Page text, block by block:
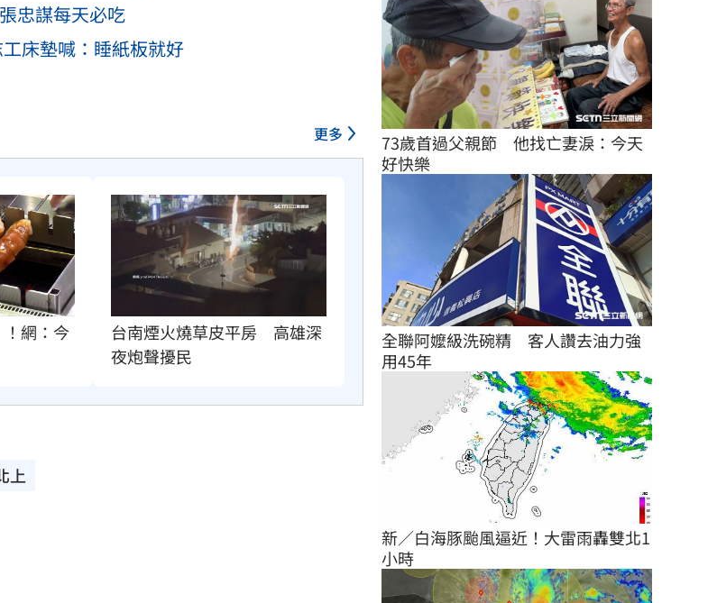
忠謀每天必吃
床墊喊：睡紙板就好
更多
網：今
台南煙火燒草皮平房　高雄深
夜炮聲擾民
上
73歲首過父親節　他找亡妻淚：今天
好快樂
全聯阿嬤級洗碗精　客人讚去油力強
用45年
新／白海豚颱風逼近！大雷雨轟雙北1
小時